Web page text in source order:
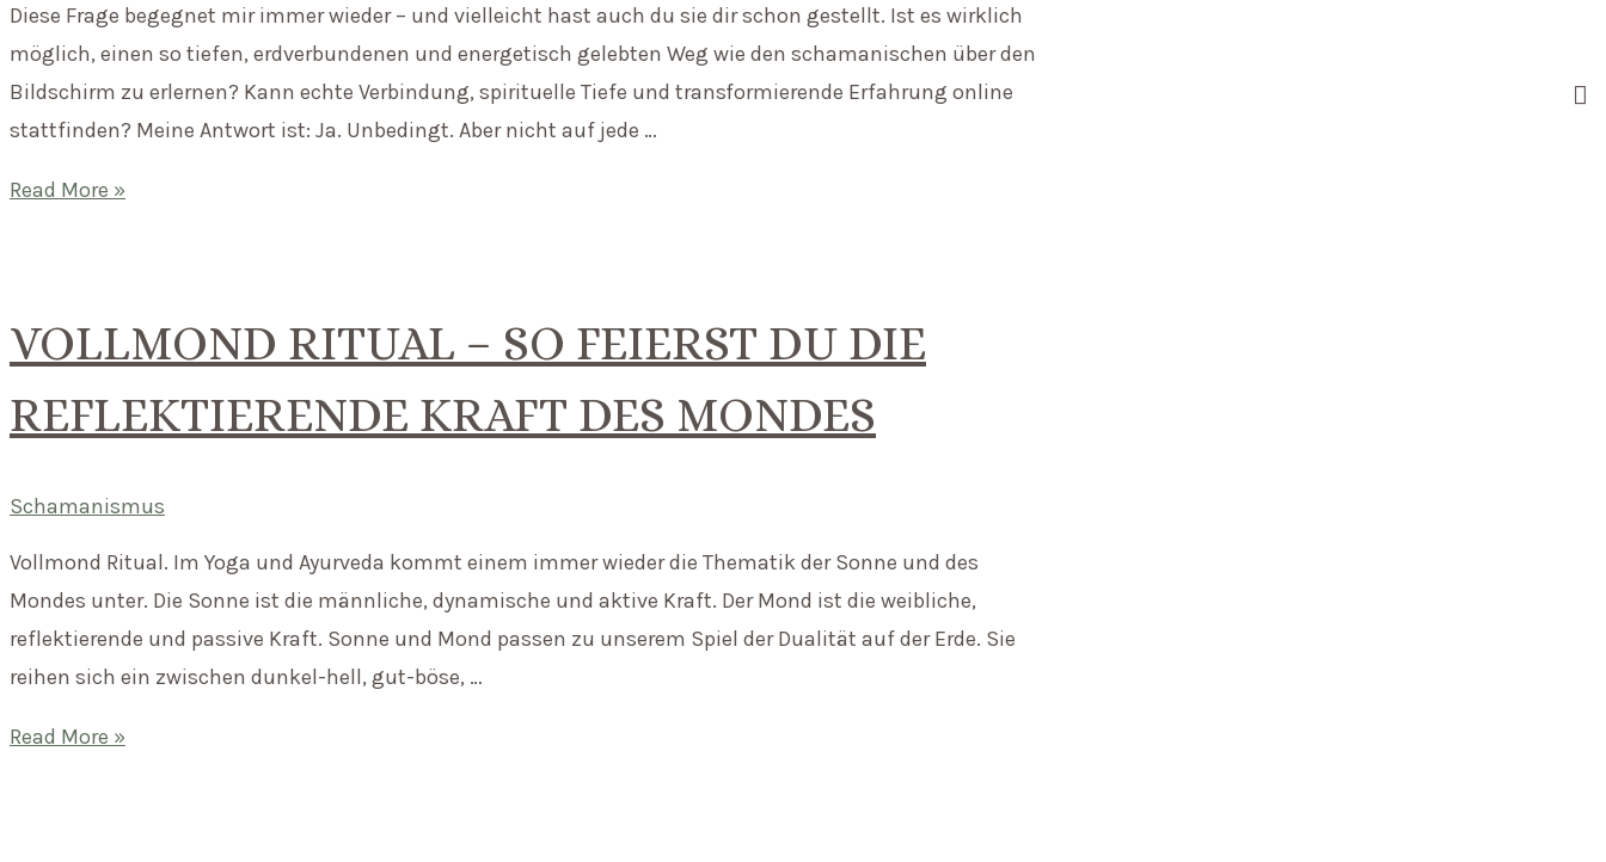
auch
wenn
du
wenig
Zeit
Diese Frage begegnet mir immer wieder – und vielleicht hast auch du sie dir schon gestellt. Ist es wirklich
möglich, einen so tiefen, erdverbundenen und energetisch gelebten Weg wie den schamanischen über den
Bildschirm zu erlernen? Kann echte Verbindung, spirituelle Tiefe und transformierende Erfahrung online
stattfinden? Meine Antwort ist: Ja. Unbedingt. Aber nicht auf jede …
Kann
lernen?
Read More »
VOLLMOND RITUAL – SO FEIERST DU DIE
REFLEKTIERENDE KRAFT DES MONDES
Schamanismus
Vollmond Ritual. Im Yoga und Ayurveda kommt einem immer wieder die Thematik der Sonne und des
Mondes unter. Die Sonne ist die männliche, dynamische und aktive Kraft. Der Mond ist die weibliche,
reflektierende und passive Kraft. Sonne und Mond passen zu unserem Spiel der Dualität auf der Erde. Sie
reihen sich ein zwischen dunkel-hell, gut-böse, …
Vollmond
Read More »